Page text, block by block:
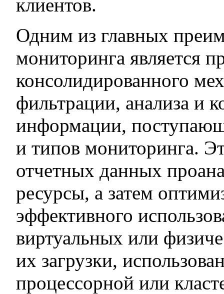
клиентов.
Одним из главных
мониторинга является
консолидированного
фильтрации, анализа и
информации,
и типов мониторинга.
отчетных данных
ресурсы, а затем
эффективного
виртуальных или
их загрузки,
процессорной или